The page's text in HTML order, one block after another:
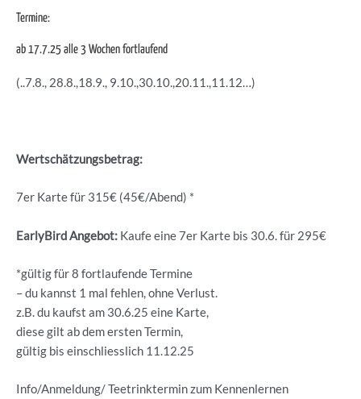
Termine:
ab 17.7.25 alle 3 Wochen fortlaufend
(..7.8., 28.8.,18.9., 9.10.,30.10.,20.11.,11.12…)
Wertschätzungsbetrag:
7er Karte für 315€ (45€/Abend) *
EarlyBird Angebot: Kaufe eine 7er Karte bis 30.6. für 295€
*gültig für 8 fortlaufende Termine
– du kannst 1 mal fehlen, ohne Verlust.
z.B. du kaufst am 30.6.25 eine Karte,
diese gilt ab dem ersten Termin,
gültig bis einschliesslich 11.12.25
Info/Anmeldung/ Teetrinktermin zum Kennenlernen